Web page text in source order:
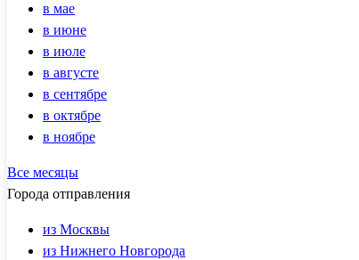
в мае
в июне
в июле
в августе
в сентябре
в октябре
в ноябре
Все месяцы
Города отправления
из Москвы
из Нижнего Новгорода